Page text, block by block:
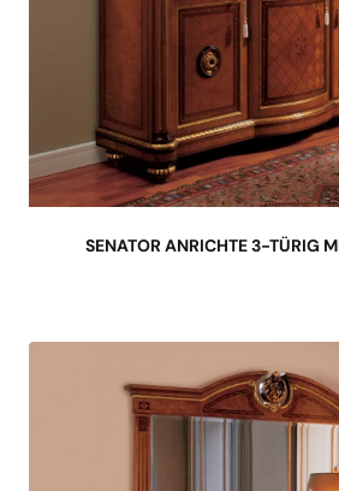
SENATOR ANRICHTE 3-TÜRIG